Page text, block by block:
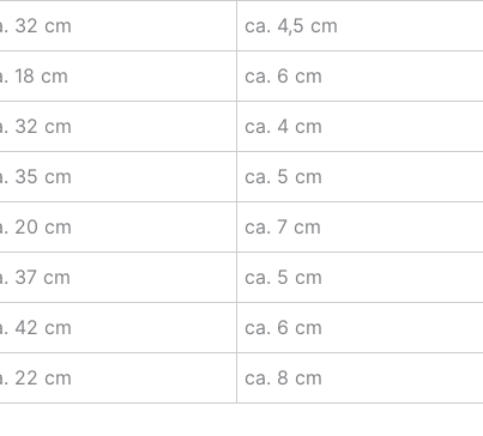
32 cm ca. 4,5 cm
18 cm ca. 6 cm
32 cm ca. 4 cm
35 cm ca. 5 cm
20 cm ca. 7 cm
37 cm ca. 5 cm
42 cm ca. 6 cm
22 cm ca. 8 cm